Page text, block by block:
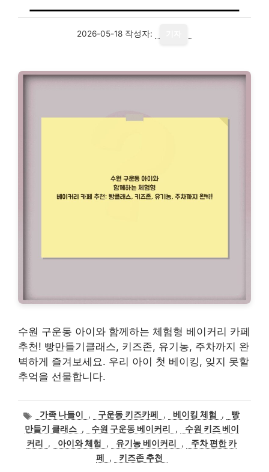
2026-05-18 작성자:
수원 구운동 아이와 함께하는 체험형 베이커리 카페
추천! 빵만들기클래스, 키즈존, 유기농, 주차까지 완
벽하게 즐겨보세요. 우리 아이 첫 베이킹, 잊지 못할
추억을 선물합니다.
태
그
가족 나들이 , 구운동 키즈카페 , 베이킹 체험 ,
빵
만들기 클래스 , 수원 구운동 베이커리 ,
수원 키즈 베이
커리
, 아이와 체험 , 유기농 베이커리 ,
주차 편한 카
페
, 키즈존 추천